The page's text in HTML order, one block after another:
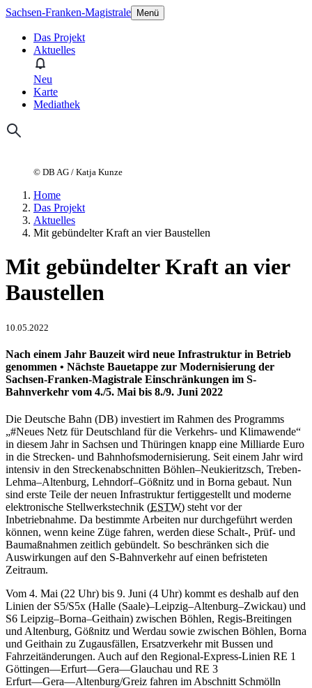
Sachsen-Franken-Magistrale Menü
Das Projekt
Aktuelles
Neu
Karte
Mediathek
© DB AG / Katja Kunze
Home
Das Projekt
Aktuelles
Mit gebündelter Kraft an vier Baustellen
Mit gebündelter Kraft an vier
Baustellen
10.05.2022
Nach einem Jahr Bauzeit wird neue Infrastruktur in Betrieb
genommen • Nächste Bauetappe zur Modernisierung der
Sachsen-Franken-Magistrale Einschränkungen im S-
Bahnverkehr vom 4./5. Mai bis 8./9. Juni 2022
Die Deutsche Bahn (DB) investiert im Rahmen des Programms
„#Neues Netz für Deutschland für die Verkehrs- und Klimawende“
in diesem Jahr in Sachsen und Thüringen knapp eine Milliarde Euro
in die Strecken- und Bahnhofsmodernisierung. Seit einem Jahr wird
intensiv in den Streckenabschnitten Böhlen–Neukieritzsch, Treben-
Lehma–Altenburg, Lehndorf–Gößnitz und in Borna gebaut. Nun
sind erste Teile der neuen Infrastruktur fertiggestellt und moderne
elektronische Stellwerkstechnik (ESTW) steht vor der
Inbetriebnahme. Da bestimmte Arbeiten nur durchgeführt werden
können, wenn keine Züge fahren, werden diese Schalt-, Prüf- und
Baumaßnahmen zeitlich gebündelt. So beschränken sich die
Auswirkungen auf den S-Bahnverkehr auf einen befristeten
Zeitraum.
Vom 4. Mai (22 Uhr) bis 9. Juni (4 Uhr) kommt es deshalb auf den
Linien der S5/S5x (Halle (Saale)–Leipzig–Altenburg–Zwickau) und
S6 Leipzig–Borna–Geithain) zwischen Böhlen, Regis-Breitingen
und Altenburg, Gößnitz und Werdau sowie zwischen Böhlen, Borna
und Geithain zu Zugausfällen, Ersatzverkehr mit Bussen und
Fahrzeitänderungen. Auch auf den Regional-Express-Linien RE 1
Göttingen―Erfurt―Gera―Glauchau und RE 3
Erfurt―Gera―Altenburg/Greiz fahren im Abschnitt Schmölln